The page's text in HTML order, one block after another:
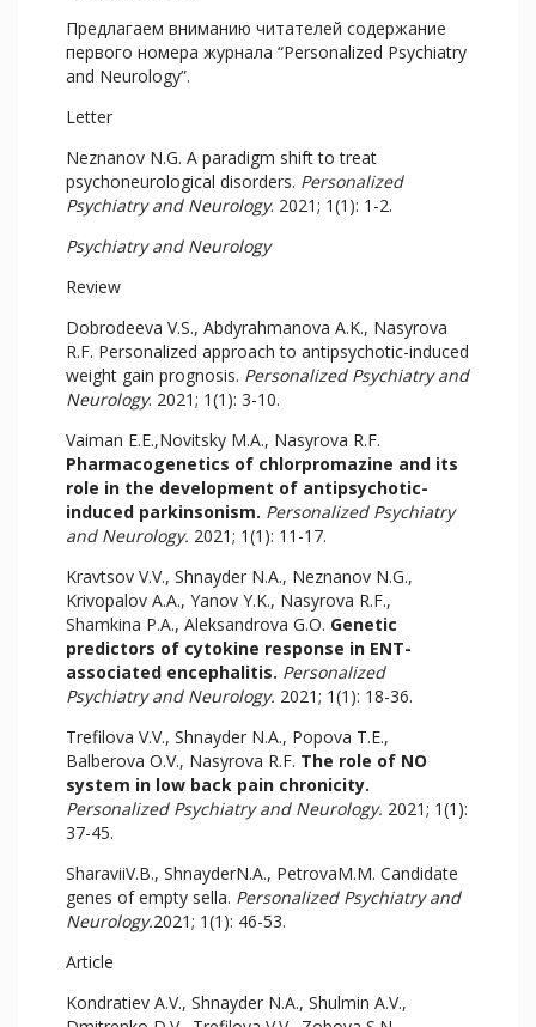
Предлагаем вниманию читателей содержание
первого номера журнала “Personalized Psychiatry
and Neurology”.
Letter
Neznanov N.G. A paradigm shift to treat
psychoneurological disorders. Personalized
Psychiatry and Neurology. 2021; 1(1): 1-2.
Psychiatry and Neurology
Review
Dobrodeeva V.S., Abdyrahmanova A.K., Nasyrova
R.F. Personalized approach to antipsychotic-induced
weight gain prognosis. Personalized Psychiatry and
Neurology. 2021; 1(1): 3-10.
Vaiman E.E.,Novitsky M.A., Nasyrova R.F.
Pharmacogenetics of chlorpromazine and its
role in the development of antipsychotic-
induced parkinsonism. Personalized Psychiatry
and Neurology. 2021; 1(1): 11-17.
Kravtsov V.V., Shnayder N.A., Neznanov N.G.,
Krivopalov A.A., Yanov Y.K., Nasyrova R.F.,
Shamkina P.A., Aleksandrova G.O. Genetic
predictors of cytokine response in ENT-
associated encephalitis. Personalized
Psychiatry and Neurology. 2021; 1(1): 18-36.
Trefilova V.V., Shnayder N.A., Popova T.E.,
Balberova O.V., Nasyrova R.F. The role of NO
system in low back pain chronicity.
Personalized Psychiatry and Neurology. 2021; 1(1):
37-45.
SharaviiV.B., ShnayderN.A., PetrovaM.M. Candidate
genes of empty sella. Personalized Psychiatry and
Neurology.2021; 1(1): 46-53.
Article
Kondratiev A.V., Shnayder N.A., Shulmin A.V.,